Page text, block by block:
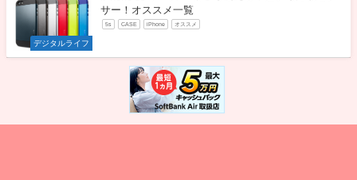
デジタルライフ
サー！オススメ一覧
5s CASE iPhone オススメ